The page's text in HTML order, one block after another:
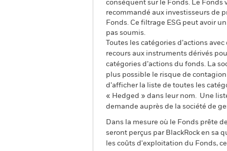
conséquent sur le Fonds. Le Fonds
recommandé aux investisseurs de
Fonds. Ce filtrage ESG peut avoir
pas soumis.
Toutes les catégories d’actions
recours aux instruments dérivés
catégories d’actions du fonds. La
plus possible le risque de
d’afficher la liste de toutes les
« Hedged » dans leur nom. Une
demande auprès de la société de
Dans la mesure où le Fonds prête
seront perçus par BlackRock en sa
les coûts d'exploitation du Fonds,